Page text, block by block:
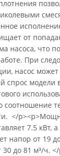
от
насоса, что
При
насос
модели
соотношение
</
7.5
напор от 19
до 81 м³/ч.